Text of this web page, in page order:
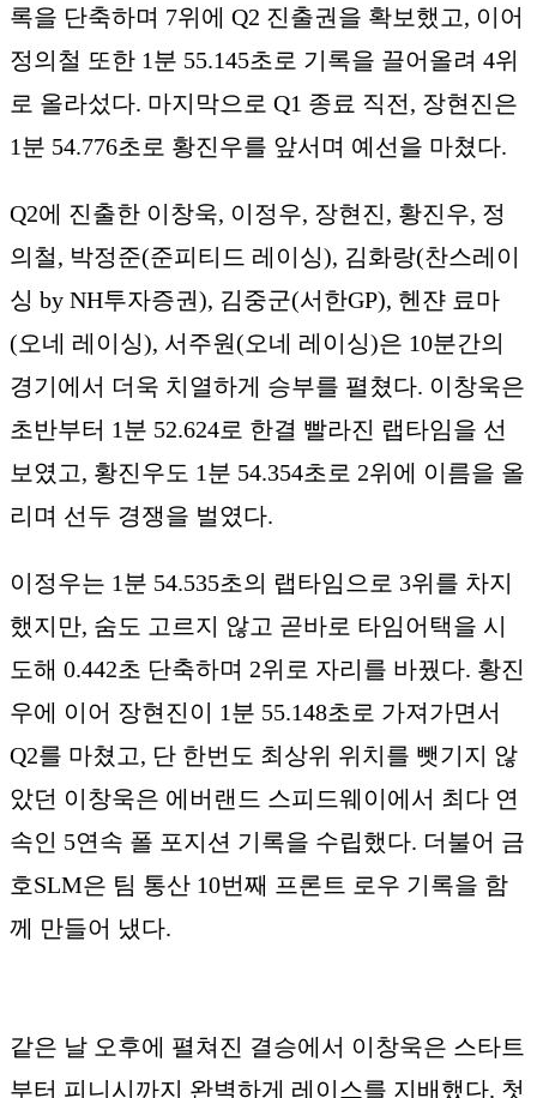
록을 단축하며 7위에 Q2 진출권을 확보했고, 이어
정의철 또한 1분 55.145초로 기록을 끌어올려 4위
로 올라섰다. 마지막으로 Q1 종료 직전, 장현진은
1분 54.776초로 황진우를 앞서며 예선을 마쳤다.
Q2에 진출한 이창욱, 이정우, 장현진, 황진우, 정
의철, 박정준(준피티드 레이싱), 김화랑(찬스레이
싱 by NH투자증권), 김중군(서한GP), 헨쟌 료마
(오네 레이싱), 서주원(오네 레이싱)은 10분간의
경기에서 더욱 치열하게 승부를 펼쳤다. 이창욱은
초반부터 1분 52.624로 한결 빨라진 랩타임을 선
보였고, 황진우도 1분 54.354초로 2위에 이름을 올
리며 선두 경쟁을 벌였다.
이정우는 1분 54.535초의 랩타임으로 3위를 차지
했지만, 숨도 고르지 않고 곧바로 타임어택을 시
도해 0.442초 단축하며 2위로 자리를 바꿨다. 황진
우에 이어 장현진이 1분 55.148초로 가져가면서
Q2를 마쳤고, 단 한번도 최상위 위치를 뺏기지 않
았던 이창욱은 에버랜드 스피드웨이에서 최다 연
속인 5연속 폴 포지션 기록을 수립했다. 더불어 금
호SLM은 팀 통산 10번째 프론트 로우 기록을 함
께 만들어 냈다.
같은 날 오후에 펼쳐진 결승에서 이창욱은 스타트
부터 피니시까지 완벽하게 레이스를 지배했다. 첫